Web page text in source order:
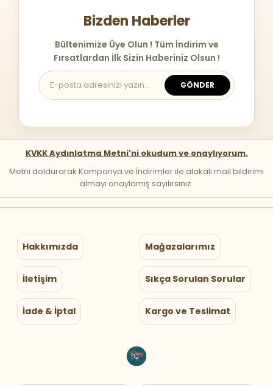
Bizden Haberler
Bültenimize Üye Olun ! Tüm İndirim ve
Fırsatlardan İlk Sizin Haberiniz Olsun !
GÖNDER
KVKK Aydınlatma Metni'ni okudum ve onaylıyorum.
Metni doldurarak Kampanya ve İndirimler ile alakalı mail bildirimi
almayı onaylamış sayılırsınız.
Hakkımızda Mağazalarımız
İletişim Sıkça Sorulan Sorular
İade & İptal Kargo ve Teslimat